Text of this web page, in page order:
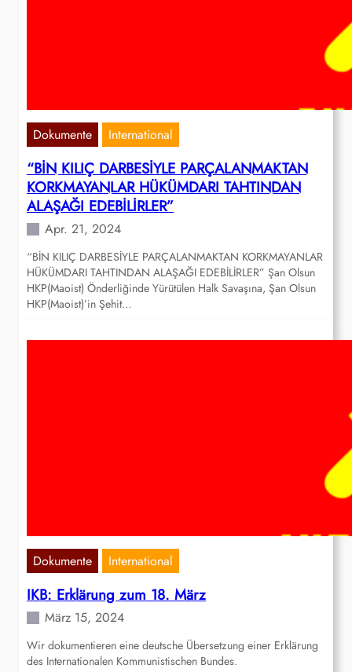
Dokumente International
“BİN KILIÇ DARBESİYLE PARÇALANMAKTAN
KORKMAYANLAR HÜKÜMDARI TAHTINDAN
ALAŞAĞI EDEBİLİRLER”
Apr. 21, 2024
“BİN KILIÇ DARBESİYLE PARÇALANMAKTAN KORKMAYANLAR
HÜKÜMDARI TAHTINDAN ALAŞAĞI EDEBİLİRLER” Şan Olsun
HKP(Maoist) Önderliğinde Yürütülen Halk Savaşına, Şan Olsun
HKP(Maoist)’in Şehit…
Dokumente International
IKB: Erklärung zum 18. März
März 15, 2024
Wir dokumentieren eine deutsche Übersetzung einer Erklärung
des Internationalen Kommunistischen Bundes.